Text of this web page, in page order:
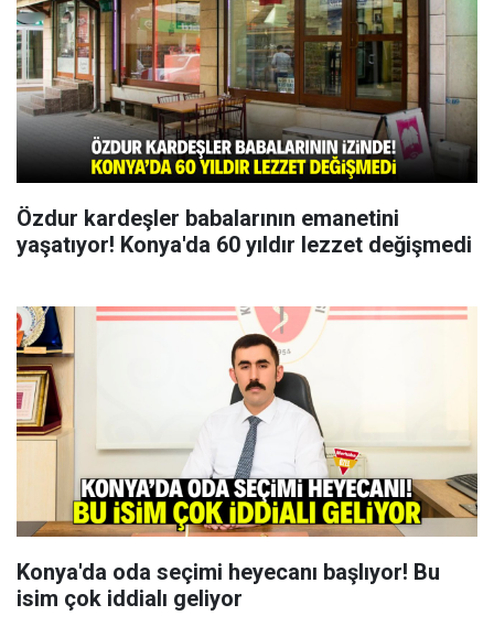
Özdur kardeşler babalarının emanetini
yaşatıyor! Konya'da 60 yıldır lezzet değişmedi
Konya'da oda seçimi heyecanı başlıyor! Bu
isim çok iddialı geliyor